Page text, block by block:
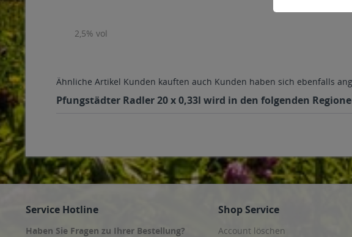
2,5% vol
Ähnliche Artikel Kunden kauften auch Kunden haben sich ebenfalls
Pfungstädter Radler 20 x 0,33l wird in den folgenden
Service Hotline
Haben Sie Fragen zu Ihrer Bestellung?
Shop Service
Account löschen